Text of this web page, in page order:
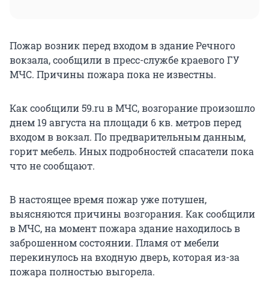
Пожар возник перед входом в здание Речного
вокзала, сообщили в пресс-службе краевого ГУ
МЧС. Причины пожара пока не известны.
Как сообщили 59.ru в МЧС, возгорание произошло
днем 19 августа на площади 6 кв. метров перед
входом в вокзал. По предварительным данным,
горит мебель. Иных подробностей спасатели пока
что не сообщают.
В настоящее время пожар уже потушен,
выясняются причины возгорания. Как сообщили
в МЧС, на момент пожара здание находилось в
заброшенном состоянии. Пламя от мебели
перекинулось на входную дверь, которая из-за
пожара полностью выгорела.